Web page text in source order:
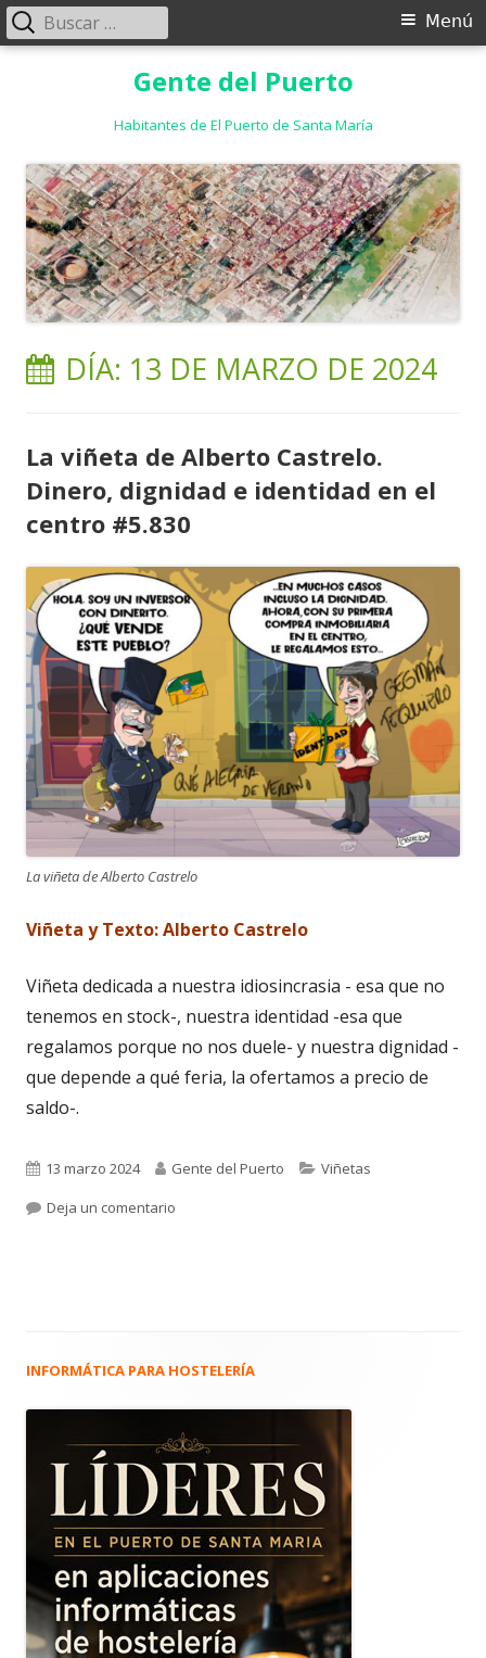
Gente del Puerto
Habitantes de El Puerto de Santa María
Menú
Menú
Buscar:
DÍA: 13 DE MARZO DE 2024
La viñeta de Alberto Castrelo.
Dinero, dignidad e identidad en el
centro #5.830
La viñeta de Alberto Castrelo
Viñeta y Texto: Alberto Castrelo
Viñeta dedicada a nuestra idiosincrasia - esa que no
tenemos en stock-, nuestra identidad -esa que
regalamos porque no nos duele- y nuestra dignidad -
que depende a qué feria, la ofertamos a precio de
saldo-.
Publicado
el
13 marzo 2024 Autor
Gente del Puerto Categorías
Viñetas
Deja un comentario
Barra
principal
INFORMÁTICA PARA HOSTELERÍA